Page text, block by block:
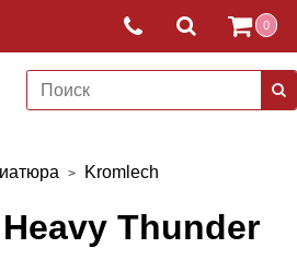
0
Kromlech
Thunder